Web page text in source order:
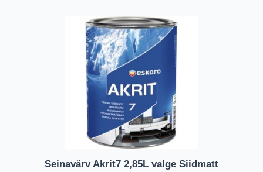
Seinavärv Akrit7 2,85L valge Siidmatt